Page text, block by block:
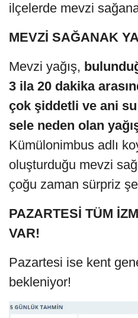
ilçelerde mevzi
MEVZİ SAĞANAK
Mevzi yağış,
3 ila 20 dakika
çok şiddetli ve ani su
sele neden olan
Kümülonimbus adlı
oluşturduğu mevzi
çoğu zaman sürpriz
PAZARTESİ TÜM
VAR!
Pazartesi ise kent
bekleniyor!